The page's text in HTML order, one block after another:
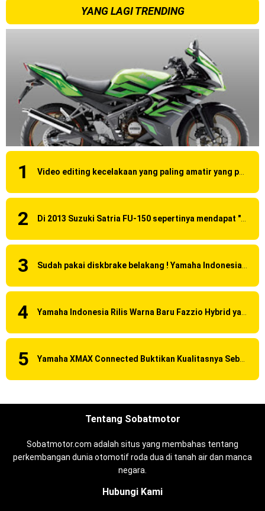
YANG LAGI TRENDING
Tentang Sobatmotor
Sobatmotor.com adalah situs yang membahas tentang
perkembangan dunia otomotif roda dua di tanah air dan manca
negara.
Hubungi Kami